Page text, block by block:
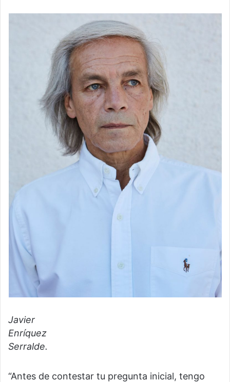
Javier
Enríquez
Serralde.
“Antes de contestar tu pregunta inicial, tengo